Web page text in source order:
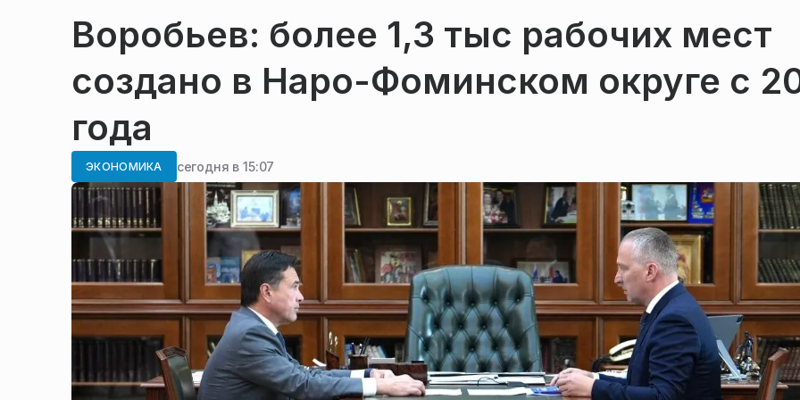
Воробьев: более 1,3 тыс рабочих мест
создано в Наро-Фоминском округе с
года
ЭКОНОМИКА сегодня в 15:07